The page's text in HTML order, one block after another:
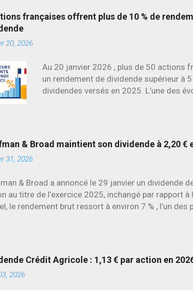
françaises offrent plus de 10 % de
20, 2026
Au 20 janvier 2026 , plus de 50 actions
un rendement de dividende supérieur à
dividendes versés en 2025. L’une des
d’environ 22 % en 2026 , tandis que
& Broad maintient son dividende à 2,20 €
31, 2026
& Broad a annoncé le 29 janvier un dividende
au titre de l’exercice 2025, inchangé par rapport à
le rendement brut ressort à environ 7 % , l’un des
Crédit Agricole : 1,13 € par action en
2026